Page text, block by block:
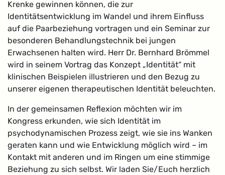
Krenke gewinnen können, die zur
Identitätsentwicklung im Wandel und ihrem Einfluss
auf die Paarbeziehung vortragen und ein Seminar zur
besonderen Behandlungstechnik bei jungen
Erwachsenen halten wird. Herr Dr. Bernhard Brömmel
wird in seinem Vortrag das Konzept „Identität“ mit
klinischen Beispielen illustrieren und den Bezug zu
unserer eigenen therapeutischen Identität beleuchten.
In der gemeinsamen Reflexion möchten wir im
Kongress erkunden, wie sich Identität im
psychodynamischen Prozess zeigt, wie sie ins Wanken
geraten kann und wie Entwicklung möglich wird – im
Kontakt mit anderen und im Ringen um eine stimmige
Beziehung zu sich selbst. Wir laden Sie/Euch herzlich